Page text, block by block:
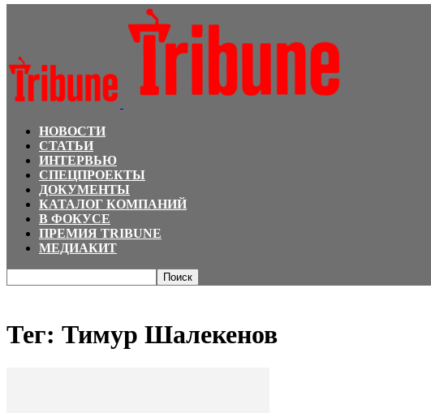
НОВОСТИ
СТАТЬИ
ИНТЕРВЬЮ
СПЕЦПРОЕКТЫ
ДОКУМЕНТЫ
КАТАЛОГ КОМПАНИЙ
В ФОКУСЕ
ПРЕМИЯ TRIBUNE
МЕДИАКИТ
Тег: Тимур Шалекенов